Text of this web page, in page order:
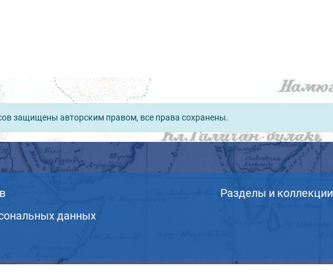
защищены авторским правом, все права сохранены.
данных
Разделы и коллекции